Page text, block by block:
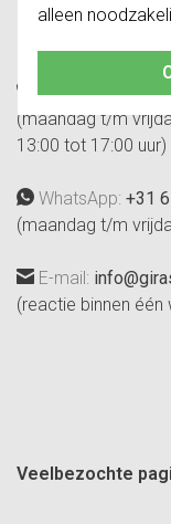
alleen
onderdeel van
Telefoon:088
(maandag t/m
13:00 tot 17:00 uur)
WhatsApp: +31
(maandag t/m
E-mail:
(reactie binnen één
Veelbezochte
Klik hiervoor